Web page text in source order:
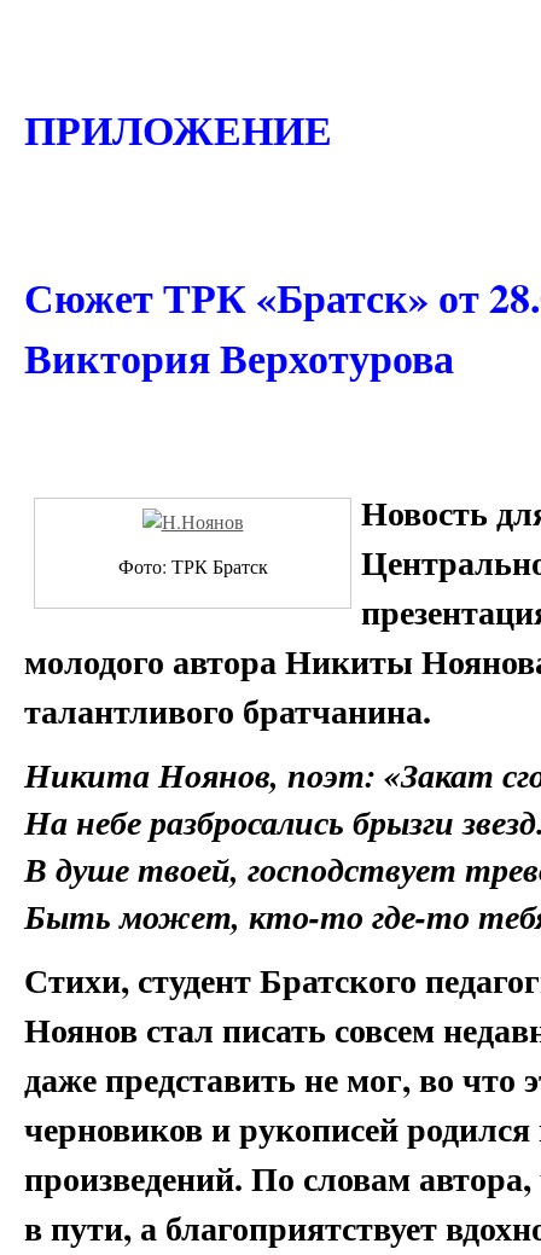
ПРИЛОЖЕНИЕ
Сюжет ТРК «Братск» от
Виктория Верхотурова
Фото: ТРК Братск
Новость
молодого автора Никиты
талантливого братчанина.
Никита Ноянов, поэт: «Закат
На небе разбросались брызги
В душе твоей, господствует
Быть может, кто-то где-то
Стихи, студент Братского
Ноянов стал писать совсем
даже представить не мог, во
черновиков и рукописей
произведений. По словам
в пути, а благоприятствует